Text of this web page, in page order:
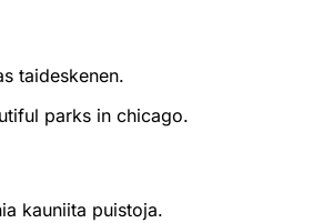
taideskenen.
parks in chicago.
kauniita puistoja.